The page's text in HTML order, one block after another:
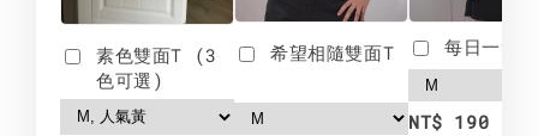
素色雙面T (3
色可選)
希望相隨雙面T 每日一笑
NT$ 190